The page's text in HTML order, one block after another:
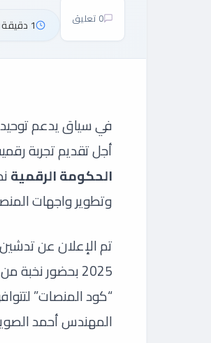
0 تعليق 1 دقيقة قراءة
في سياق يدعم
أجل تقديم تجربة
الحكومة الرقمية
وتطوير واجهات
2025 بحضور
“كود المنصات”
المهندس أحمد